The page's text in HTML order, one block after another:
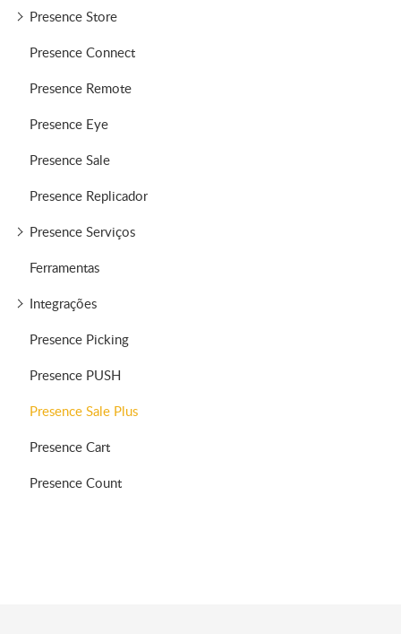
Presence Store
Presence Connect
Presence Remote
Presence Eye
Presence Sale
Presence Replicador
Presence Serviços
Ferramentas
Integrações
Presence Picking
Presence PUSH
Presence Sale Plus
Presence Cart
Presence Count